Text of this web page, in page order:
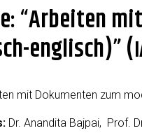
“Arbeiten
englisch)” (
mit Doku­menten zum
Dr. Anan­di­ta Baj­pai, Prof.